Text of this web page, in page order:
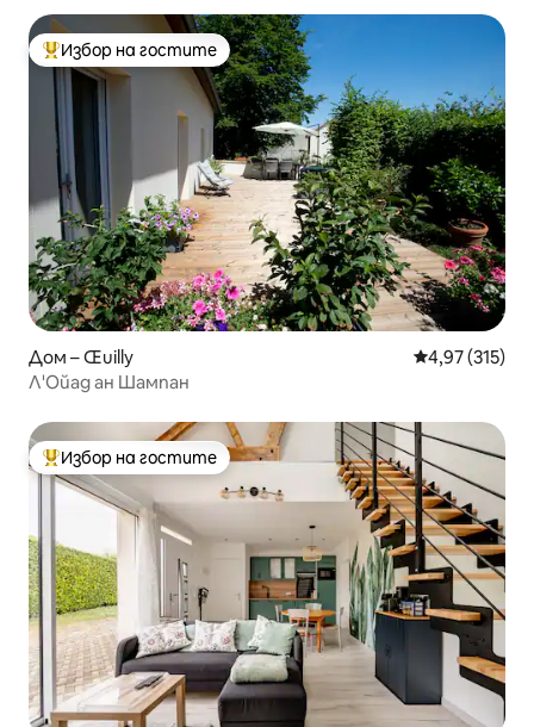
Най-популярен избор на гостите
Избор на гостите
Дом – Œuilly Средна
4,97 (315)
Л'Ойад ан Шампан
Най-популярен избор на гостите
Избор на гостите